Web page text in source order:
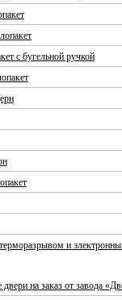
с бугельной ручкой
и
на заказ от завода